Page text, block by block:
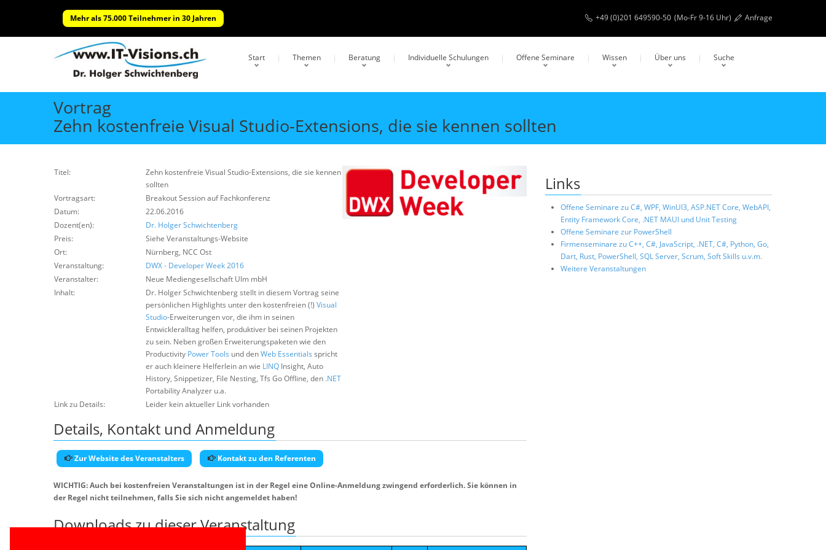
Mehr als 75.000 Teilnehmer in 30 Jahren +49 (0)201 649590-50 (Mo-Fr 9-16 Uhr) Anfrage
Start Themen Beratung Individuelle Schulungen Offene Seminare Wissen Über uns Suche
Vortrag
Zehn kostenfreie Visual Studio-Extensions, die sie kennen sollten
Titel:
Zehn kostenfreie Visual Studio-Extensions, die sie kennen
sollten
Vortragsart:
Breakout Session auf Fachkonferenz
Datum:
22.06.2016
Dozent(en):
Dr. Holger Schwichtenberg
Preis:
Siehe Veranstaltungs-Website
Ort:
Nürnberg, NCC Ost
Veranstaltung:
DWX - Developer Week 2016
Veranstalter:
Neue Mediengesellschaft Ulm mbH
Inhalt:
Dr. Holger Schwichtenberg stellt in diesem Vortrag seine
persönlichen Highlights unter den kostenfreien (!) Visual
Studio-Erweiterungen vor, die ihm in seinen
Entwickleralltag helfen, produktiver bei seinen Projekten
zu sein. Neben großen Erweiterungspaketen wie den
Productivity Power Tools und denWeb Essentials spricht
er auch kleinere Helferlein an wie LINQ Insight, Auto
History, Snippetizer, File Nesting, Tfs Go Offline, den .NET
Portability Analyzer u.a.
Link zu Details:
Leider kein aktueller Link vorhanden
Details, Kontakt und Anmeldung
Zur Website des Veranstalters Kontakt zu den Referenten
WICHTIG: Auch bei kostenfreien Veranstaltungen ist in der Regel eine Online-Anmeldung zwingend erforderlich. Sie können in
der Regel nicht teilnehmen, falls Sie sich nicht angemeldet haben!
Downloads zu dieser Veranstaltung
Links
Offene Seminare zu C#, WPF, WinUI3, ASP.NET Core, WebAPI,
Entity Framework Core, .NET MAUI und Unit Testing
Offene Seminare zur PowerShell
Firmenseminare zu C++, C#, JavaScript, .NET, C#, Python, Go,
Dart, Rust, PowerShell, SQL Server, Scrum, Soft Skills u.v.m.
Weitere Veranstaltungen